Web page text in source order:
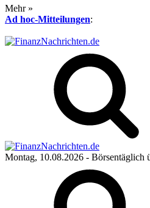
Mehr »
Ad hoc-Mitteilungen:
Montag, 10.08.2026 - Börsentäglich